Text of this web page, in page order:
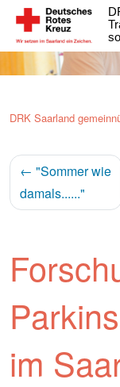
DRK Saarland
← "Sommer wie
damals......"
im